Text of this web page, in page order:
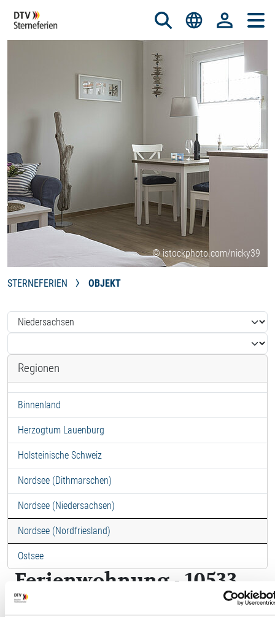
© istockphoto.com/nicky39
STERNEFERIEN OBJEKT
Regionen
Binnenland
Herzogtum Lauenburg
Holsteinische Schweiz
Nordsee (Dithmarschen)
Nordsee (Niedersachsen)
Nordsee (Nordfriesland)
Ostsee
Ferienwohnung - 10533
Friesenhaus Meerzeit 3